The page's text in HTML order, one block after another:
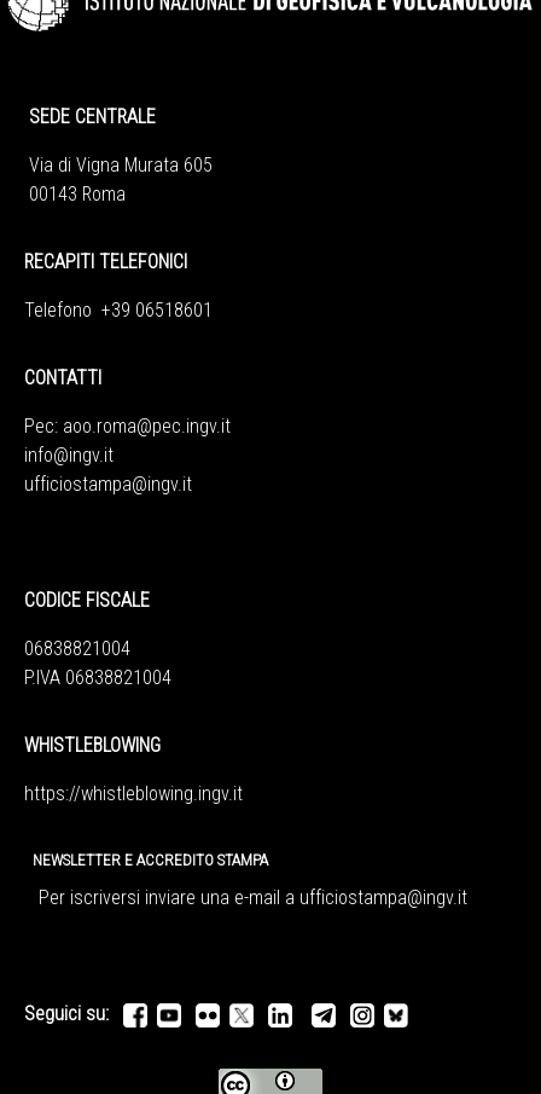
SEDE CENTRALE
Via di Vigna Murata 605
00143 Roma
RECAPITI TELEFONICI
Telefono +39 06518601
CONTATTI
Pec: aoo.roma@pec.ingv.it
info@ingv.it
ufficiostampa@ingv.it
CODICE FISCALE
06838821004
P.IVA 06838821004
WHISTLEBLOWING
https://whistleblowing.ingv. it
NEWSLETTER E ACCREDITO STAMPA
Per iscriversi inviare una e-mail a ufficiostampa@ingv.it
Seguici su: